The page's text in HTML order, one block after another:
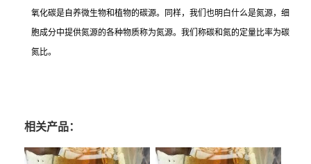
氧化碳是自养微生物和植物的碳源。同样，我们也明白什么是氮源，细
胞成分中提供氮源的各种物质称为氮源。我们称碳和氮的定量比率为碳
氮比。
相关产品：